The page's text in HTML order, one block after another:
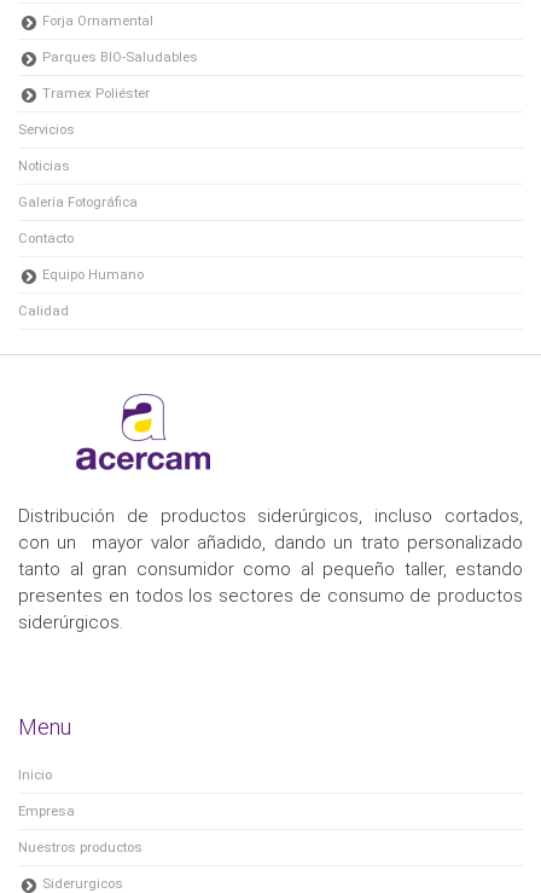
Forja Ornamental
Parques BIO-Saludables
Tramex Poliéster
Servicios
Noticias
Galería Fotográfica
Contacto
Equipo Humano
Calidad
Distribución de productos siderúrgicos, incluso cortados,
con un mayor valor añadido, dando un trato personalizado
tanto al gran consumidor como al pequeño taller, estando
presentes en todos los sectores de consumo de productos
siderúrgicos.
Menu
Inicio
Empresa
Nuestros productos
Siderurgicos